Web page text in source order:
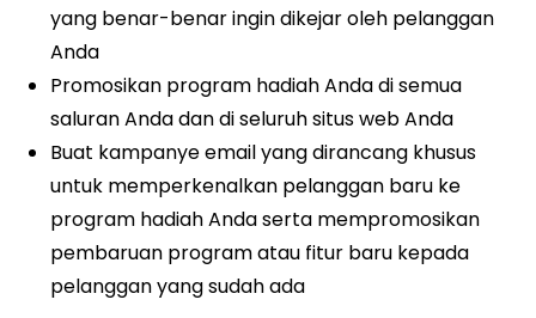
yang benar-benar ingin dikejar oleh pelanggan
Anda
Promosikan program hadiah Anda di semua
saluran Anda dan di seluruh situs web Anda
Buat kampanye email yang dirancang khusus
untuk memperkenalkan pelanggan baru ke
program hadiah Anda serta mempromosikan
pembaruan program atau fitur baru kepada
pelanggan yang sudah ada